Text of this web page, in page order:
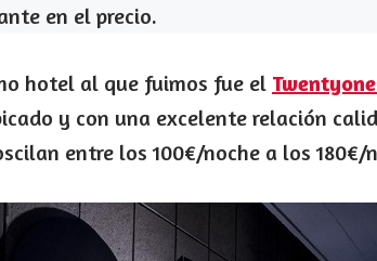
en el precio.
hotel al que fuimos fue el
y con una excelente relación
entre los 100€/noche a los 180€/